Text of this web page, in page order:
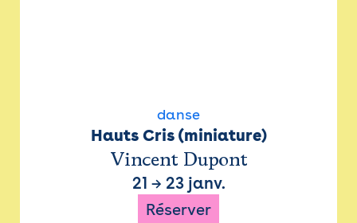
danse
Hauts Cris (miniature)
Vincent Dupont
21 → 23 janv.
Réserver